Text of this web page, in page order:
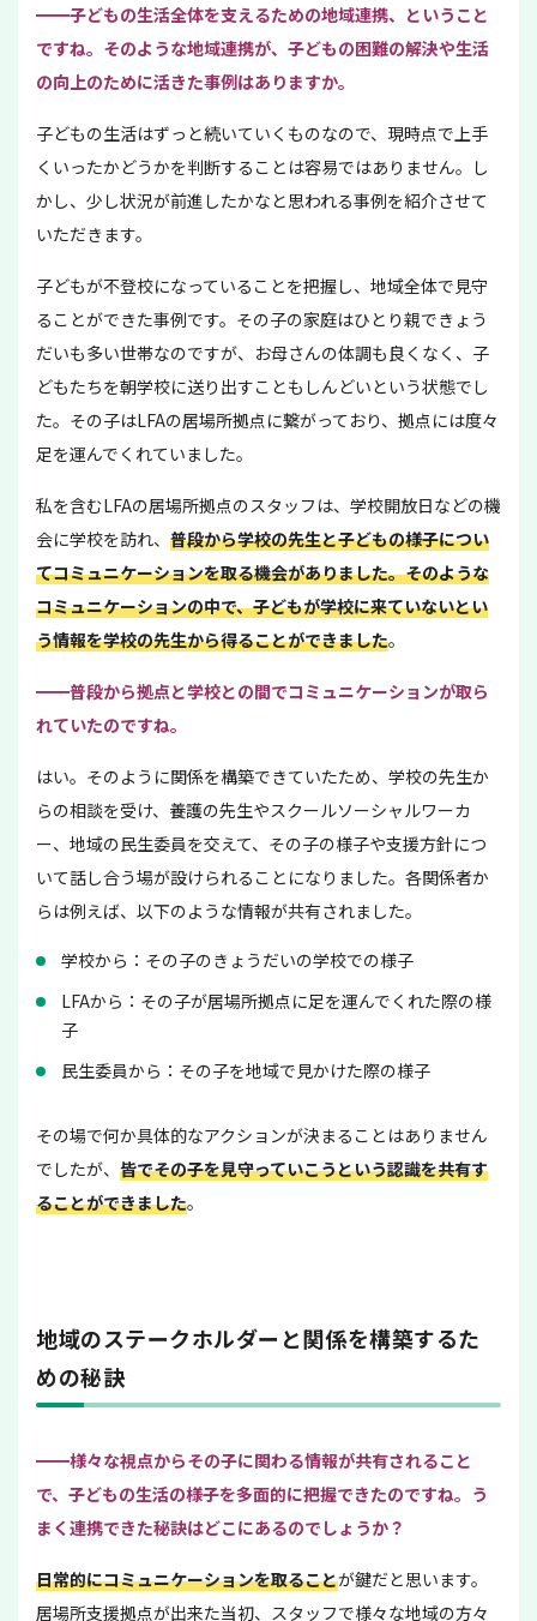
━━子どもの生活全体を支えるための地域連携、ということ
ですね。そのような地域連携が、子どもの困難の解決や生活
の向上のために活きた事例はありますか。
子どもの生活はずっと続いていくものなので、現時点で上手
くいったかどうかを判断することは容易ではありません。し
かし、少し状況が前進したかなと思われる事例を紹介させて
いただきます。
子どもが不登校になっていることを把握し、地域全体で見守
ることができた事例です。その子の家庭はひとり親できょう
だいも多い世帯なのですが、お母さんの体調も良くなく、子
どもたちを朝学校に送り出すこともしんどいという状態でし
た。その子はLFAの居場所拠点に繋がっており、拠点には度々
足を運んでくれていました。
私を含むLFAの居場所拠点のスタッフは、学校開放日などの機
会に学校を訪れ、 普段から学校の先生と子どもの様子につい
てコミュニケーションを取る機会がありました。そのような
コミュニケーションの中で、子どもが学校に来ていないとい
う情報を学校の先生から得ることができました。
━━普段から拠点と学校との間でコミュニケーションが取ら
れていたのですね。
はい。そのように関係を構築できていたため、学校の先生か
らの相談を受け、養護の先生やスクールソーシャルワーカ
ー、地域の民生委員を交えて、その子の様子や支援方針につ
いて話し合う場が設けられることになりました。各関係者か
らは例えば、以下のような情報が共有されました。
学校から：その子のきょうだいの学校での様子
LFAから：その子が居場所拠点に足を運んでくれた際の様
子
民生委員から：その子を地域で見かけた際の様子
その場で何か具体的なアクションが決まることはありません
でしたが、 皆でその子を見守っていこうという認識を共有す
ることができました。
地域のステークホルダーと関係を構築するた
めの秘訣
━━様々な視点からその子に関わる情報が共有されること
で、子どもの生活の様子を多面的に把握できたのですね。う
まく連携できた秘訣はどこにあるのでしょうか？
日常的にコミュニケーションを取ることが鍵だと思います。
居場所支援拠点が出来た当初、スタッフで様々な地域の方々